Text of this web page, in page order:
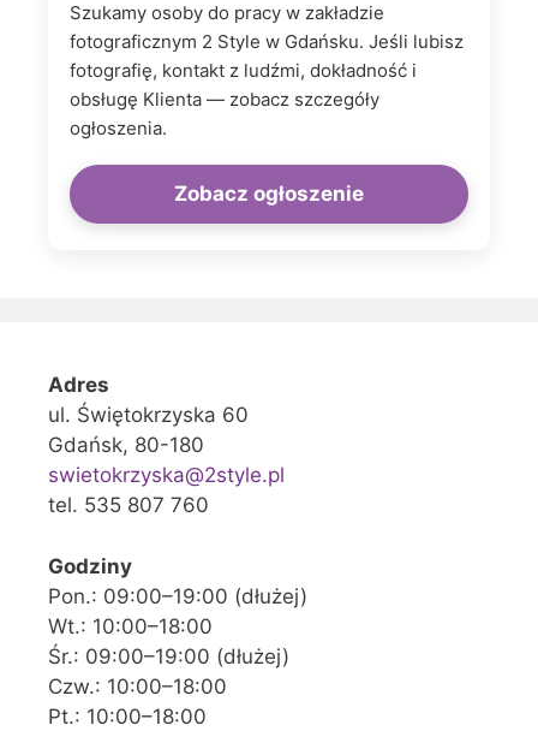
Szukamy osoby do pracy w zakładzie
fotograficznym 2 Style w Gdańsku. Jeśli lubisz
fotografię, kontakt z ludźmi, dokładność i
obsługę Klienta — zobacz szczegóły
ogłoszenia.
Zobacz ogłoszenie
Adres
ul. Świętokrzyska 60
Gdańsk, 80-180
swietokrzyska@2style.pl
tel. 535 807 760
Godziny
Pon.: 09:00–19:00 (dłużej)
Wt.: 10:00–18:00
Śr.: 09:00–19:00 (dłużej)
Czw.: 10:00–18:00
Pt.: 10:00–18:00